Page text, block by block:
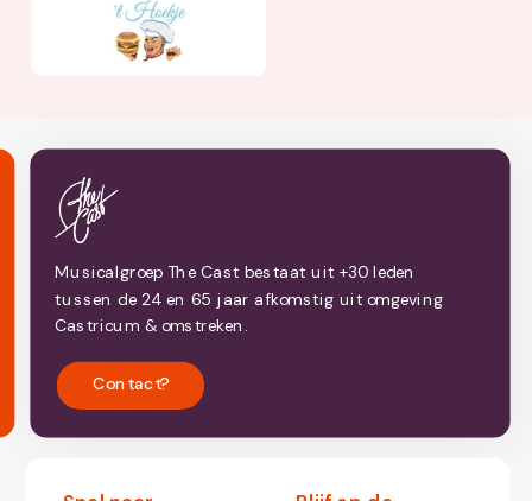
Musicalgroep The Cast bestaat uit +30 leden
tussen de 24 en 65 jaar afkomstig uit omgeving
Castricum & omstreken.
Contact?